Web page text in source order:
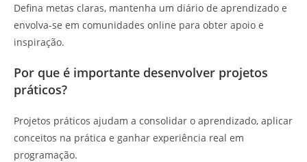
Defina metas claras, mantenha um diário de aprendizado e
envolva-se em comunidades online para obter apoio e
inspiração.
Por que é importante desenvolver projetos
práticos?
Projetos práticos ajudam a consolidar o aprendizado, aplicar
conceitos na prática e ganhar experiência real em
programação.